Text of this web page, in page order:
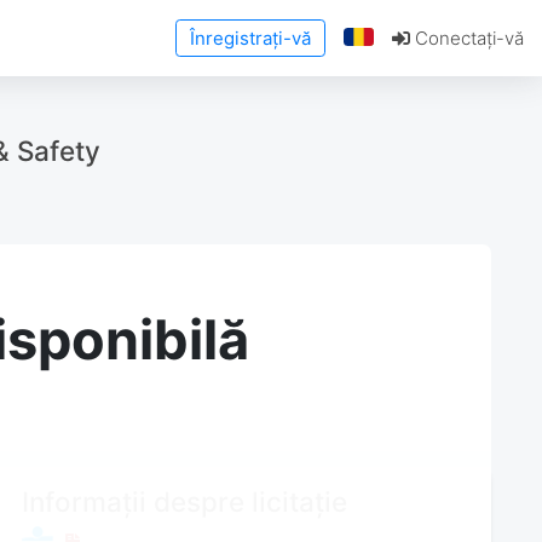
Înregistrați-vă Conectați-vă
Safety